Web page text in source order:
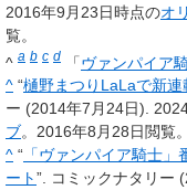
2016年9月23日時点のオ
覧。
^ a b c d 「ヴァンパイア
^ “樋野まつりLaLaで新
ー (2014年7月24日).
ブ。2016年8月28日閲覧。
^ “ 「ヴァンパイア騎士
ート”. コミックナタリー